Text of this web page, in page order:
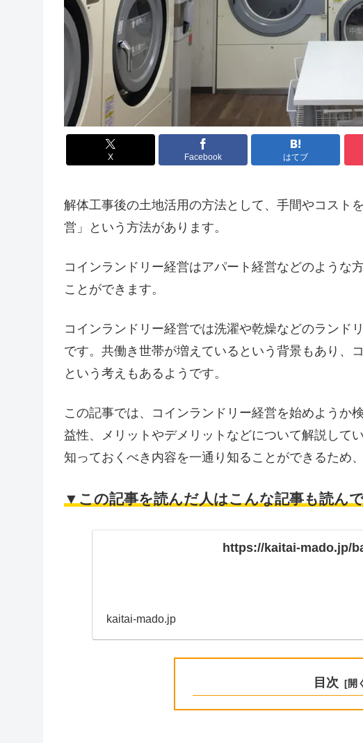
X Facebook はてブ
解体工事後の土地活用の方法として、手間やコスト
営」という方法があります。
コインランドリー経営はアパート経営などのような
ことができます。
コインランドリー経営では洗濯や乾燥などのランド
です。共働き世帯が増えているという背景もあり、
という考えもあるようです。
この記事では、コインランドリー経営を始めようか
益性、メリットやデメリットなどについて解説して
知っておくべき内容を一通り知ることができるため
▼この記事を読んだ人はこんな記事も読んで
https://kaitai-mado.jp/
kaitai-mado.jp
目次